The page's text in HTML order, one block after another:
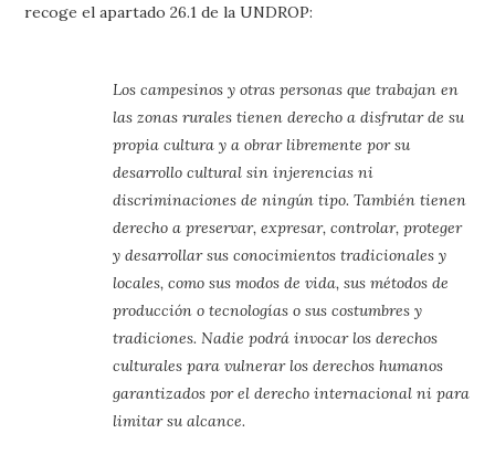
recoge el apartado 26.1 de la UNDROP:
Los campesinos y otras personas que trabajan en
las zonas rurales tienen derecho a disfrutar de su
propia cultura y a obrar libremente por su
desarrollo cultural sin injerencias ni
discriminaciones de ningún tipo. También tienen
derecho a preservar, expresar, controlar, proteger
y desarrollar sus conocimientos tradicionales y
locales, como sus modos de vida, sus métodos de
producción o tecnologías o sus costumbres y
tradiciones. Nadie podrá invocar los derechos
culturales para vulnerar los derechos humanos
garantizados por el derecho internacional ni para
limitar su alcance.